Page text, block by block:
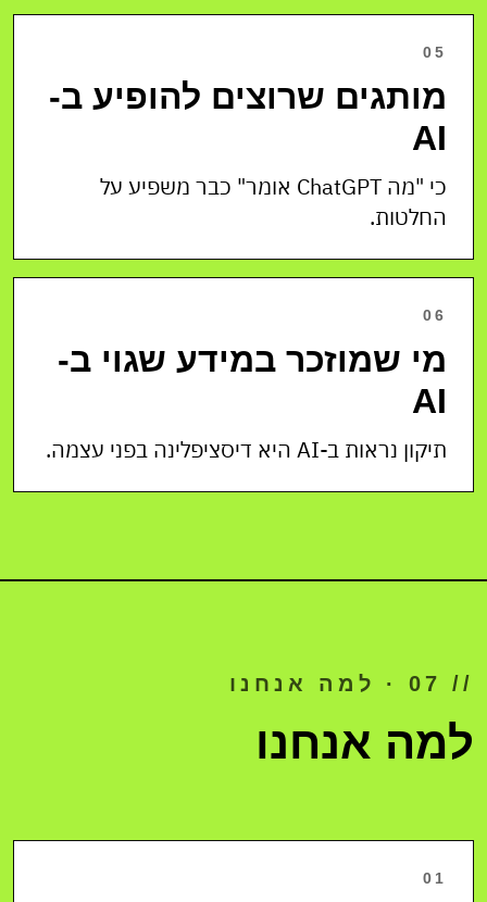
05
מותגים שרוצים להופיע ב-
AI
כי "מה ChatGPT אומר" כבר משפיע על
החלטות.
06
מי שמוזכר במידע שגוי ב-
AI
תיקון נראות ב-AI היא דיסציפלינה בפני עצמה.
// 07 · למה אנחנו
למה אנחנו
01